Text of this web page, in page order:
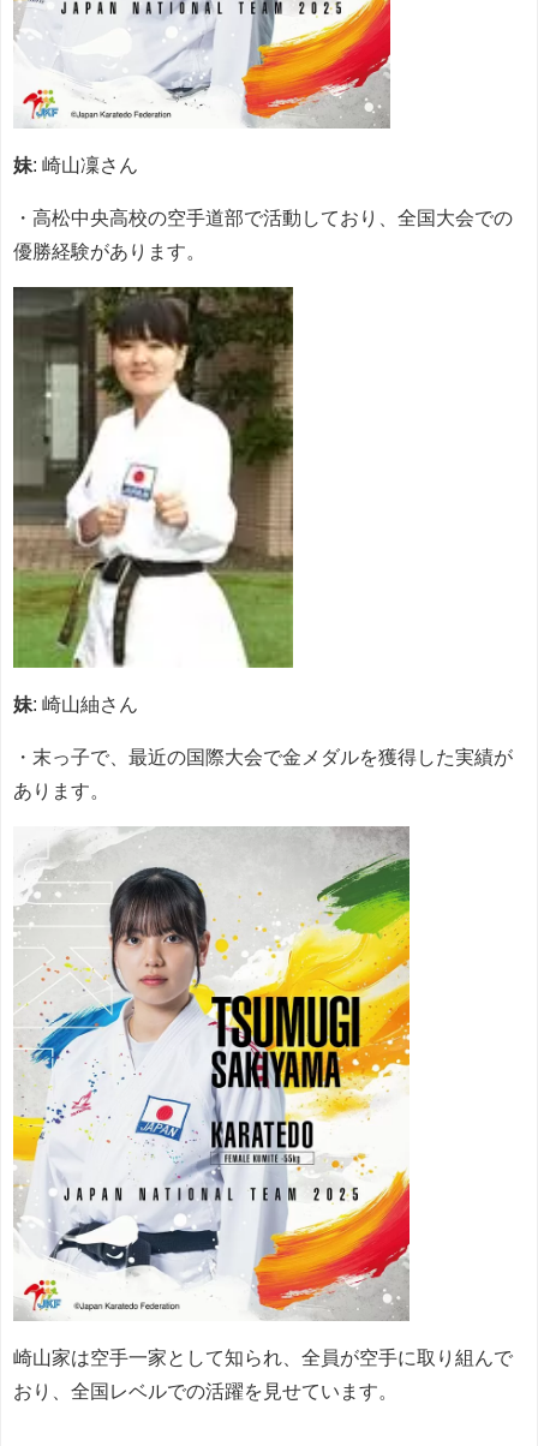
妹: 崎山凜さん
・高松中央高校の空手道部で活動しており、全国大会での
優勝経験があります。
妹: 崎山紬さん
・末っ子で、最近の国際大会で金メダルを獲得した実績が
あります。
崎山家は空手一家として知られ、全員が空手に取り組んで
おり、全国レベルでの活躍を見せています。